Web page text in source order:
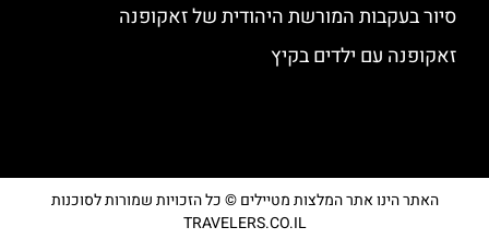
סיור בעקבות המורשת היהודית של זאקופנה
זאקופנה עם ילדים בקיץ
האתר הינו אתר המלצות מטיילים © כל הזכויות שמורות לסוכנות
TRAVELERS.CO.IL